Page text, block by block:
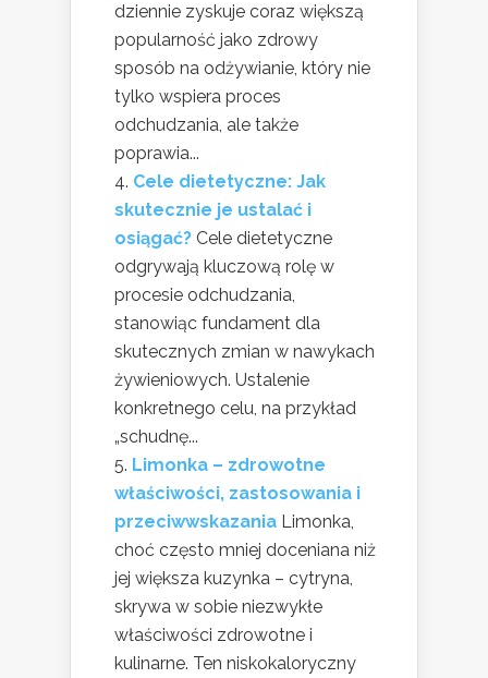
dziennie zyskuje coraz większą
popularność jako zdrowy
sposób na odżywianie, który nie
tylko wspiera proces
odchudzania, ale także
poprawia...
Cele dietetyczne: Jak
skutecznie je ustalać i
osiągać? Cele dietetyczne
odgrywają kluczową rolę w
procesie odchudzania,
stanowiąc fundament dla
skutecznych zmian w nawykach
żywieniowych. Ustalenie
konkretnego celu, na przykład
„schudnę...
Limonka – zdrowotne
właściwości, zastosowania i
przeciwwskazania Limonka,
choć często mniej doceniana niż
jej większa kuzynka – cytryna,
skrywa w sobie niezwykłe
właściwości zdrowotne i
kulinarne. Ten niskokaloryczny